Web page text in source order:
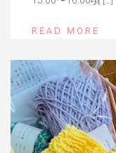
READ MORE